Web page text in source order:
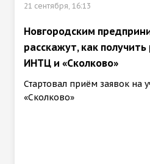
21 сентября, 16:13
Новгородским
расскажут, как
ИНТЦ и «Сколково»
Стартовал приём заявок на
«Сколково»